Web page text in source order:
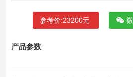
参考价:23200元 微
产品参数